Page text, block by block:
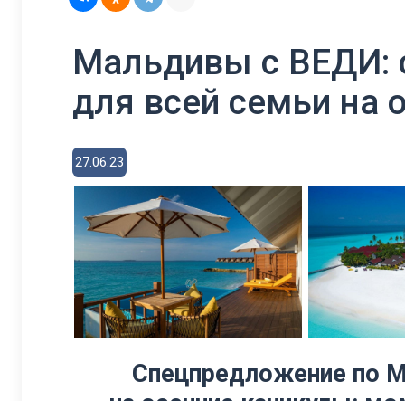
Мальдивы с ВЕДИ:
для всей семьи на
27.06.23
Спецпредложение по